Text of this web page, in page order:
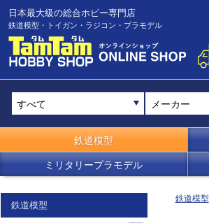
日本最大級の総合ホビー専門店
鉄道模型・トイガン・ラジコン・プラモデル
メーカー
鉄道模型
ミリタリープラモデル
鉄道模型
鉄道模型